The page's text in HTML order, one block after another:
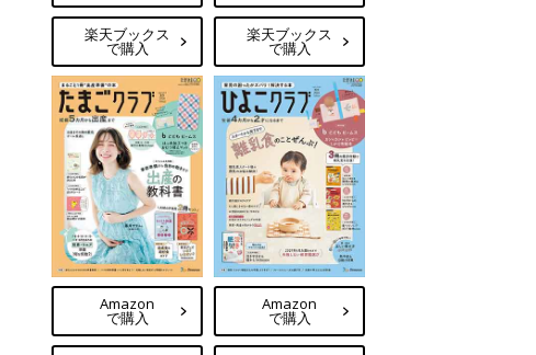
楽天ブックス
で購入
楽天ブックス
で購入
Amazon
で購入
Amazon
で購入